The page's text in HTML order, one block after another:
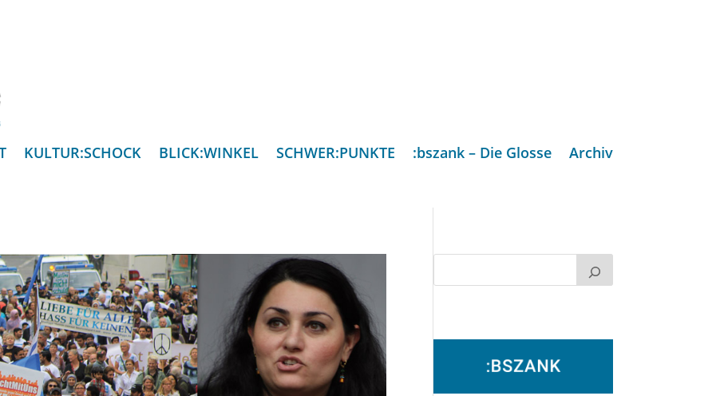
KULTUR:SCHOCK BLICK:WINKEL SCHWER:PUNKTE :bszank – Die Glosse Archiv